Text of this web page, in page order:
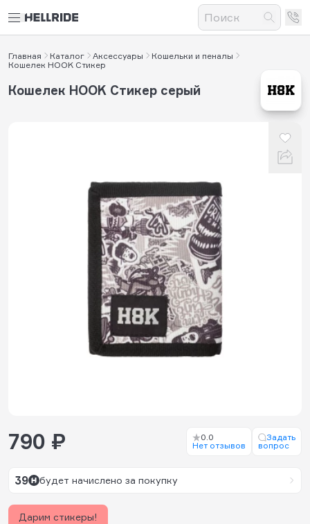
Главная Каталог Аксессуары
Кошельки и пеналы
Кошелек HOOK Стикер
Кошелек HOOK Стикер серый
790 ₽
0.0
Нет отзывов
Задать
вопрос
39 будет начислено за покупку
Дарим стикеры!